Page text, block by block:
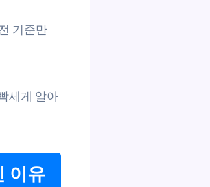
기준만
세게 알아
이유